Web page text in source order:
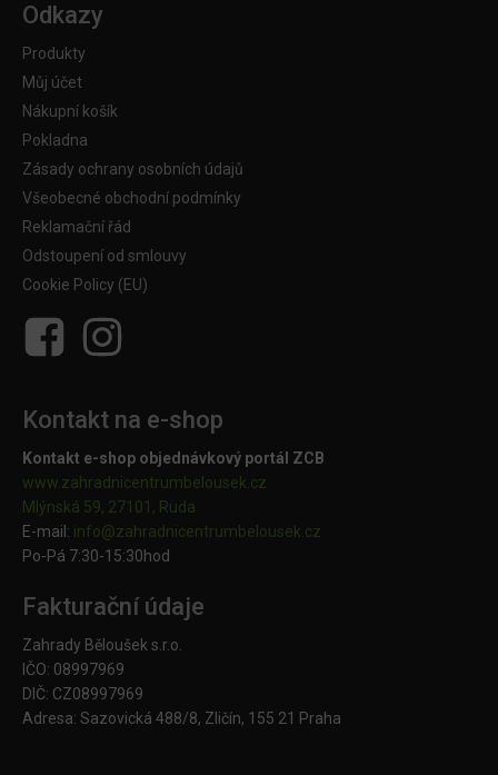
Odkazy
Produkty
Můj účet
Nákupní košík
Pokladna
Zásady ochrany osobních údajů
Všeobecné obchodní podmínky
Reklamační řád
Odstoupení od smlouvy
Cookie Policy (EU)
Kontakt na e-shop
Kontakt e-shop objednávkový portál ZCB
www.zahradnicentrumbelousek.cz
Mlýnská 59, 27101, Ruda
E-mail: info@zahradnicentrumbelousek.cz
Po-Pá 7:30-15:30hod
Fakturační údaje
Zahrady Běloušek s.r.o.
IČO: 08997969
DIČ: CZ08997969
Adresa: Sazovická 488/8, Zličín, 155 21 Praha